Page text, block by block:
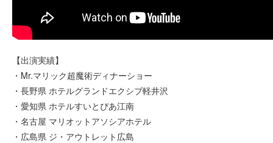
【出演実績】
・Mr.マリック超魔術ディナーショー
・長野県 ホテルグランドエクシブ軽井沢
・愛知県 ホテルすいとぴあ江南
・名古屋 マリオットアソシアホテル
・広島県 ジ・アウトレット広島